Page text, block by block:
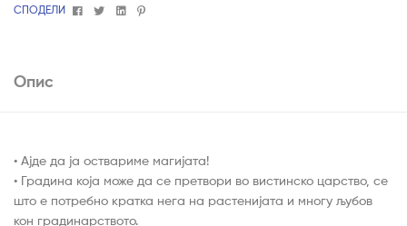
СПОДЕЛИ
FacebookTwitterLinkedin
Pinterest
Опис
• Ајде да ја оствариме магијата!
• Градина која може да се претвори во вистинско царство, се
што е потребно кратка нега на растенијата и многу љубов
кон градинарството.